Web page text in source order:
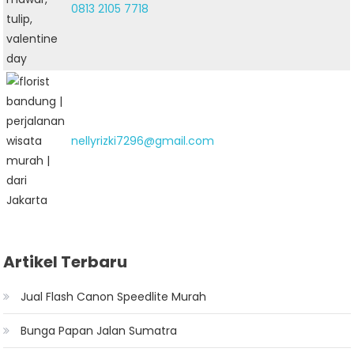
0813 2105 7718
nellyrizki7296@gmail.com
Artikel Terbaru
Jual Flash Canon Speedlite Murah
Bunga Papan Jalan Sumatra